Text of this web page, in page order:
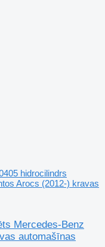
hidrocilindrs
Arocs (2012-) kravas
Mercedes-Benz
automašīnas